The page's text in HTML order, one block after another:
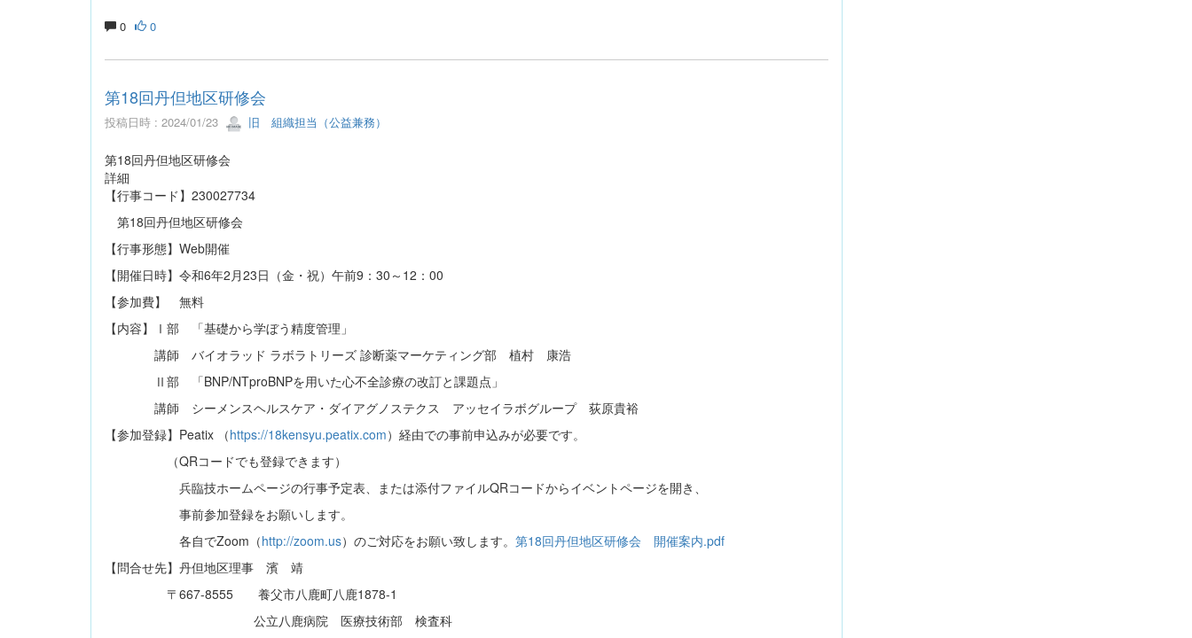
0 0
第18回丹但地区研修会
投稿日時 : 2024/01/23 旧 組織担当（公益兼務）
第18回丹但地区研修会
詳細
【行事コード】230027734
第18回丹但地区研修会
【行事形態】Web開催
【開催日時】令和6年2月23日（金・祝）午前9：30～12：00
【参加費】 無料
【内容】Ⅰ部 「基礎から学ぼう精度管理」
講師 バイオラッド ラボラトリーズ 診断薬マーケティング部 植村 康浩
Ⅱ部 「BNP/NTproBNPを用いた心不全診療の改訂と課題点」
講師 シーメンスヘルスケア・ダイアグノステクス アッセイラボグループ 荻原貴裕
【参加登録】Peatix （https://18kensyu.peatix.com）経由での事前申込みが必要です。
（QRコードでも登録できます）
兵臨技ホームページの行事予定表、または添付ファイルQRコードからイベントページを開き、
事前参加登録をお願いします。
各自でZoom（http://zoom.us）のご対応をお願い致します。 第18回丹但地区研修会 開催案内.pdf
【問合せ先】丹但地区理事 濱 靖
〒667-8555 養父市八鹿町八鹿1878-1
公立八鹿病院 医療技術部 検査科